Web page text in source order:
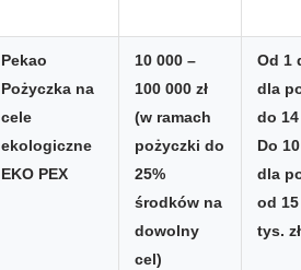
Pekao
Pożyczka na
cele
ekologiczne
EKO PEX
10 000 –
100 000 zł
(w ramach
pożyczki do
25%
środków na
dowolny
cel)
Od 1
dla
do 14
Do
dla
od
tys. zł